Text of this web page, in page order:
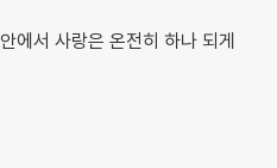
에서 사랑은 온전히 하나 되게